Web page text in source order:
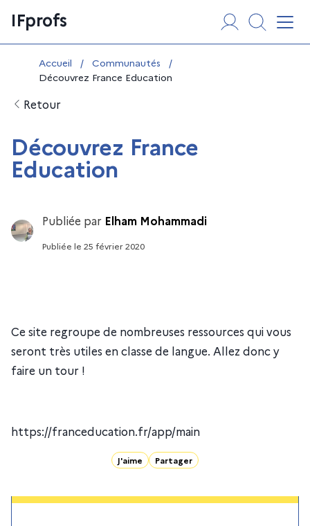
au
contenu
IFprofs
Vous êtes ici :
Accueil / Communautés
/
Découvrez France Education
Retour
Découvrez France
Education
Publiée par Elham Mohammadi
Publiée le 25 février 2020
Ce site regroupe de nombreuses ressources qui vous
seront très utiles en classe de langue. Allez donc y
faire un tour !
https://franceducation.fr/app/main
J'aime Partager